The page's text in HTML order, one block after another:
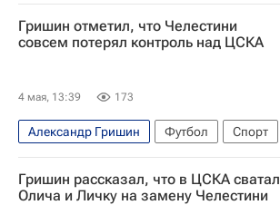
Гришин отметил, что Челестини
совсем потерял контроль над ЦСКА
4 мая, 13:39 173
Александр Гришин Футбол
Спорт
СССР
Фабио Челестини
ПФК ЦСКА
Спартак Москва
Зенит
Гришин рассказал, что в ЦСКА
Олича и Личку на замену Челестини